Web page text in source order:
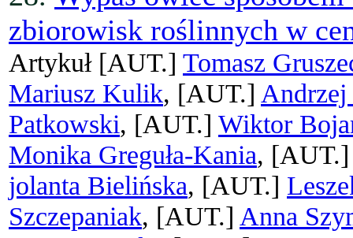
zbiorowisk roślinnych w
Artykuł[AUT.] Tomasz
Mariusz Kulik, [AUT.] Andrzej
Patkowski, [AUT.] Wiktor
Monika Greguła-Kania,
jolanta Bielińska, [AUT.]
Szczepaniak, [AUT.] Anna